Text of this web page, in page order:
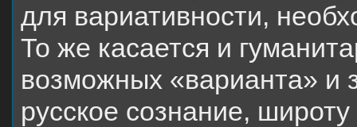
для вариативности,
То же касается и
возможных «варианта» и
русское сознание,